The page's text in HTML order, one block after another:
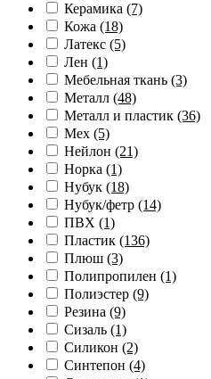
Керамика (7)
Кожа (18)
Латекс (5)
Лен (1)
Мебельная ткань (3)
Металл (48)
Металл и пластик (36)
Мех (5)
Нейлон (21)
Норка (1)
Нубук (18)
Нубук/фетр (14)
ПВХ (1)
Пластик (136)
Плюш (3)
Полипропилен (1)
Полиэстер (9)
Резина (9)
Сизаль (1)
Силикон (2)
Синтепон (4)